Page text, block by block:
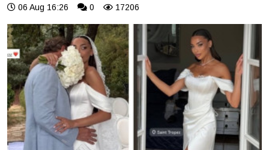
06 Aug 16:26 0 17206